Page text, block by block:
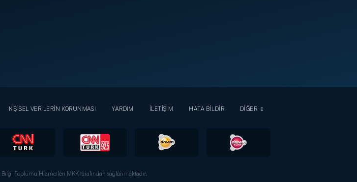
KİŞİSEL VERİLERİN KORUNMASI YARDIM İLETİŞİM HATA BİLDİR DİĞER
Bilgi Toplumu Hizmetleri MKK tarafından sağlanmaktadır.